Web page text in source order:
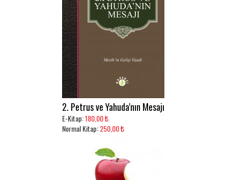
2. Petrus ve Yahuda'nın Mesajı
E-Kitap:180,00 ₺
Normal Kitap:250,00 ₺